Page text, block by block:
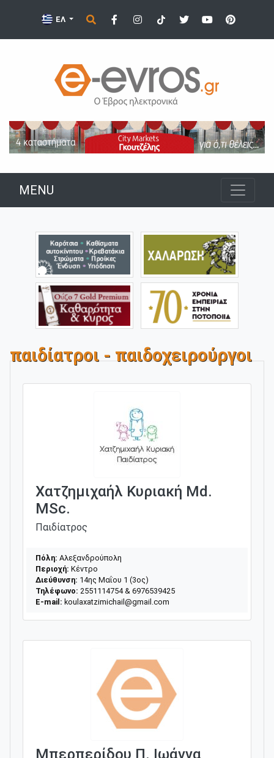
ΕΛ
MENU
παιδίατροι - παιδοχειρούργοι
Χατζημιχαήλ Κυριακή Md.
MSc.
Παιδίατρος
Πόλη: Αλεξανδρούπολη
Περιοχή: Κέντρο
Διεύθυνση: 14ης Μαΐου 1 (3ος)
Τηλέφωνο: 2551114754 & 6976539425
E-mail: koulaxatzimichail@gmail.com
Μπερπερίδου Π. Ιωάννα